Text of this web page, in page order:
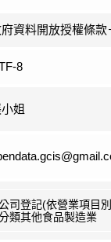
資料開放授權條款
8
姐
司登記(依營業項目
類其他食品製造業